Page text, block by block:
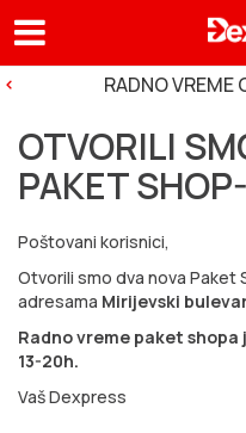
RADNO VREME
OTVORILI
PAKET
Poštovani korisnici,
Otvorili smo dva nova Paket
adresama Mirijevski
Radno vreme paket
13-20h.
Vaš Dexpress